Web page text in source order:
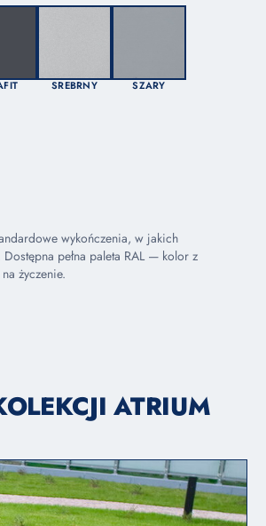
SREBRNY SZARY
wykończenia, w jakich
pełna paleta RAL — kolor z
życzenie.
ATRIUM